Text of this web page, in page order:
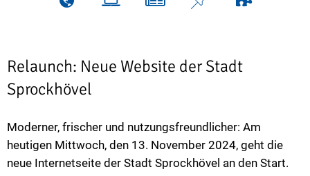
Relaunch: Neue Website der Stadt
Sprockhövel
Moderner, frischer und nutzungsfreundlicher: Am
heutigen Mittwoch, den 13. November 2024, geht die
neue Internetseite der Stadt Sprockhövel an den Start.